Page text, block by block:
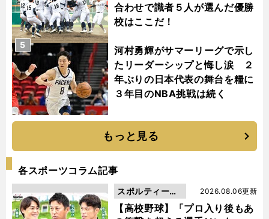
合わせで識者５人が選んだ優勝
校はここだ！
河村勇輝がサマーリーグで示し
たリーダーシップと悔し涙 ２
年ぶりの日本代表の舞台を糧に
３年目のNBA挑戦は続く
5
もっと見る
各スポーツコラム記事
【高校野球】「プロ入り後もあ
2026.08.06更新
スポルティーバ
動画